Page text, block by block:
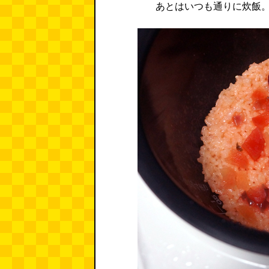
あとはいつも通りに炊飯